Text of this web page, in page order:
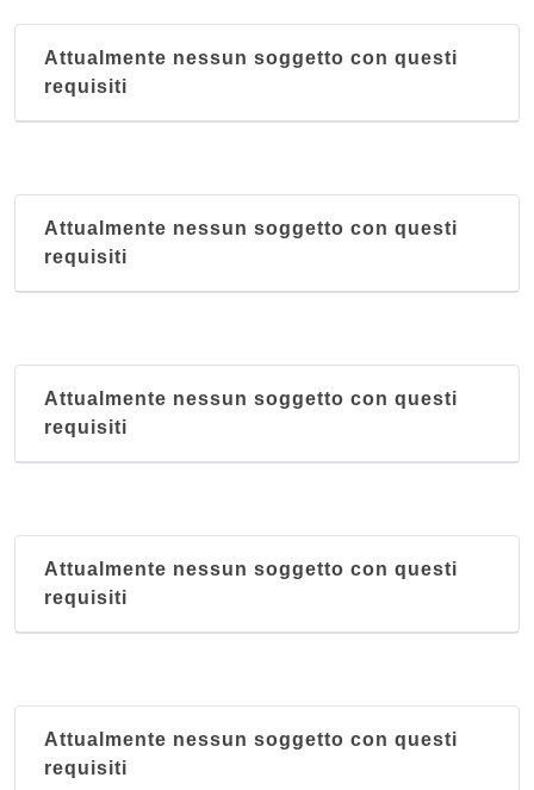
Attualmente nessun soggetto con questi
requisiti
Attualmente nessun soggetto con questi
requisiti
Attualmente nessun soggetto con questi
requisiti
Attualmente nessun soggetto con questi
requisiti
Attualmente nessun soggetto con questi
requisiti